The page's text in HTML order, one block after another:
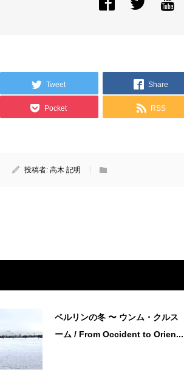
Tweet Share
Pocket RSS
投稿者:高木 記明
ベルリンの冬 〜 ウンム・クルス
ーム / From Occident to Orien...